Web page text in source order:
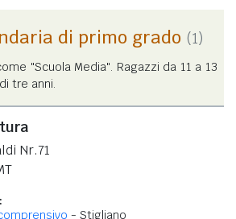
di primo grado (1)
"Scuola Media". Ragazzi da 11 a 13
tre anni.
Nr.71
- Stigliano